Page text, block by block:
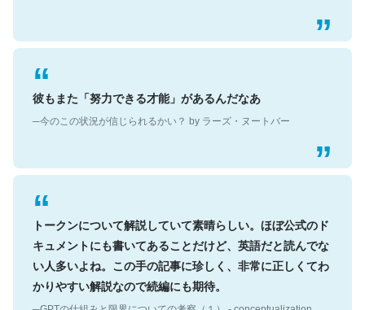
彼もまた「努力できる才能」があるんだなあ
トークンについて解説していて素晴らしい。ほぼ公式のド
キュメントにも書いてあることだけど、英語だと読んでな
い人多いよね。この手の記事に珍しく、非常に正しくてわ
かりやすい解説なので続編にも期待。